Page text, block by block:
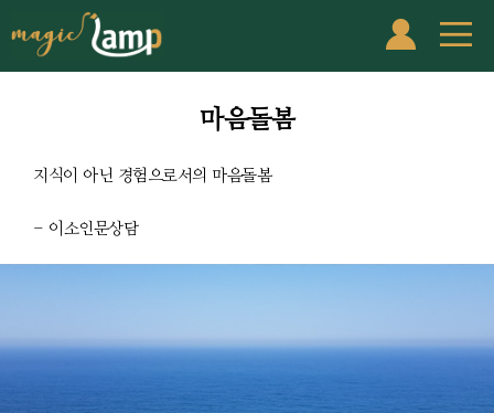
마음돌봄
지식이 아닌 경험으로서의 마음돌봄
- 이소인문상담